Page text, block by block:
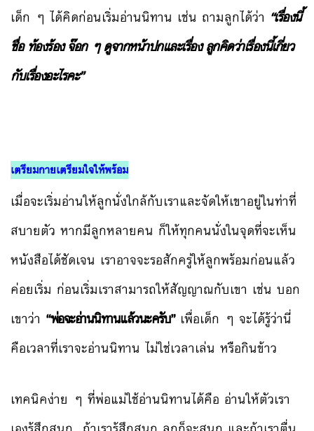
เด็ก ๆ ได้คิดก่อนเริ่มอ่านนิทาน เช่น ถามลูกได้ว่า “เรื่องนี้
ชื่อ ท้องร้อง จ๊อก ๆ ดูจากหน้าปกและเรื่อง ลูกคิดว่าเรื่องนี้เกี่ยว
กับเรื่องอะไรคะ”
เตรียมกายเตรียมใจให้พร้อม
เมื่อจะเริ่มอ่านให้ลูกนั่งใกล้กับเราและจัดให้เขาอยู่ในท่าที่
สบายตัว หากมีลูกหลายคน ก็ให้ทุกคนนั่งในจุดที่จะเห็น
หนังสือได้ชัดเจน เราอาจจะรอสักครู่ให้ลูกพร้อมก่อนแล้ว
ค่อยเริ่ม ก่อนเริ่มเราสามารถให้สัญญาณกับเขา เช่น บอก
เขาว่า “พ่อจะอ่านนิทานแล้วนะครับ”เพื่อเด็ก ๆ จะได้รู้ว่านี่
คือเวลาที่เราจะอ่านนิทาน ไม่ใช่เวลาเล่น หรือกินข้าว
เทคนิคง่าย ๆ ที่พ่อแม่ใช้อ่านนิทานได้คือ อ่านให้ตัวเรา